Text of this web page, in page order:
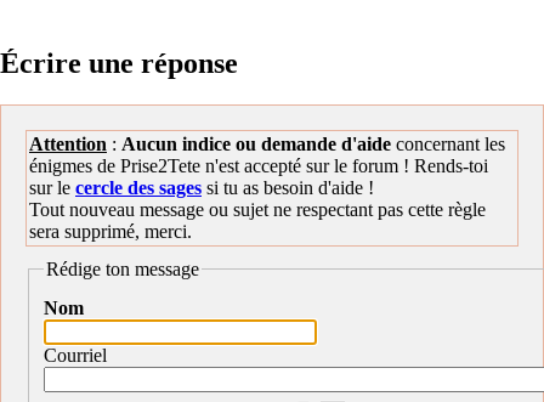
Écrire une réponse
Attention : Aucun indice ou demande d'aide concernant les
énigmes de Prise2Tete n'est accepté sur le forum ! Rends-toi
sur le cercle des sages si tu as besoin d'aide !
Tout nouveau message ou sujet ne respectant pas cette règle
sera supprimé, merci.
Rédige ton message
Nom
Courriel